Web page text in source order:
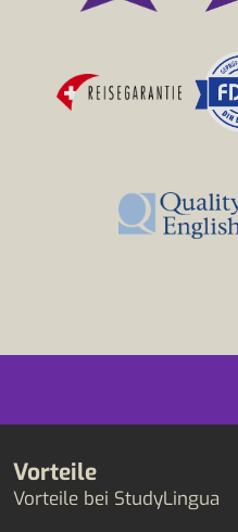
Vorteile
Vorteile bei StudyLingua